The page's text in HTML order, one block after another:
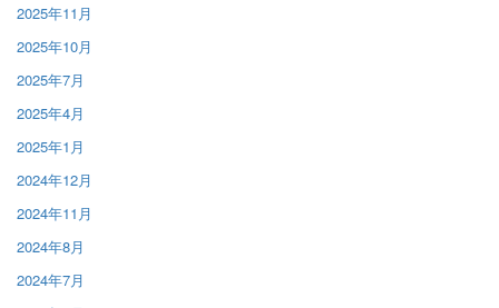
2025年11月
2025年10月
2025年7月
2025年4月
2025年1月
2024年12月
2024年11月
2024年8月
2024年7月